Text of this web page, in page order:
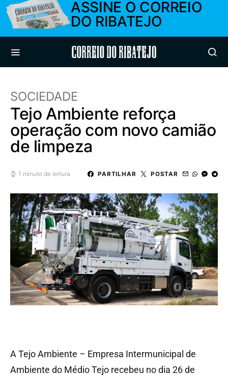
ASSINE O CORREIO
DO RIBATEJO
Correio do Ribatejo
SOCIEDADE
Tejo Ambiente reforça
operação com novo camião
de limpeza
1 minuto de leitura PARTILHAR POSTAR
A Tejo Ambiente – Empresa Intermunicipal de
Ambiente do Médio Tejo recebeu no dia 26 de